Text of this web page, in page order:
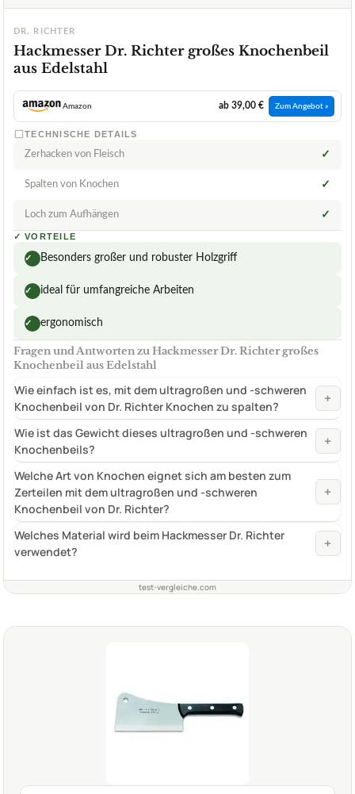
DR. RICHTER
Hackmesser Dr. Richter großes Knochenbeil
aus Edelstahl
Amazon ab 39,00 € Zum Angebot »
TECHNISCHE DETAILS
Zerhacken von Fleisch ✓
Spalten von Knochen ✓
Loch zum Aufhängen ✓
✓ VORTEILE
✓ Besonders großer und robuster Holzgriff
✓ ideal für umfangreiche Arbeiten
✓ ergonomisch
Fragen und Antworten zu Hackmesser Dr. Richter großes
Knochenbeil aus Edelstahl
Wie einfach ist es, mit dem ultragroßen und -schweren
Knochenbeil von Dr. Richter Knochen zu spalten?
+
Wie ist das Gewicht dieses ultragroßen und -schweren
Knochenbeils?
+
Welche Art von Knochen eignet sich am besten zum
Zerteilen mit dem ultragroßen und -schweren
Knochenbeil von Dr. Richter?
+
Welches Material wird beim Hackmesser Dr. Richter
verwendet?
+
test-vergleiche.com